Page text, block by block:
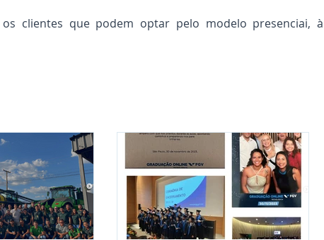
clientes que podem optar pelo modelo presenciai, à